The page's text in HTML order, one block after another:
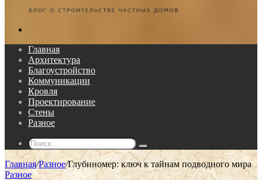
Главная
Архитектура
Благоустройство
Коммуникации
Кровля
Проектирование
Стены
Разное
Поиск...
Главная/Разное/Глубиномер: ключ к тайнам подводного мира
Разное